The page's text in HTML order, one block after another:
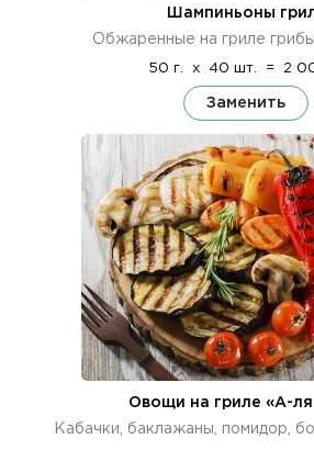
Шампиньоны
Обжаренные на гриле грибы
50 г. x 40 шт. = 2
Заменить
Овощи на гриле «А-
Кабачки, баклажаны, помидор,